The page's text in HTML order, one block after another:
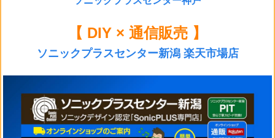
【 DIY × 通信販売 】
ソニックプラスセンター新潟 楽天市場店